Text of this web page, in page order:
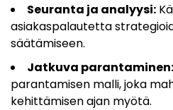
Seuranta ja analyysi:
asiakaspalautetta
säätämiseen.
Jatkuva parantaminen:
parantamisen malli, joka
kehittämisen ajan myötä.